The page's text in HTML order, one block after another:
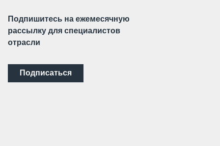
Подпишитесь на ежемесячную
рассылку для специалистов
отрасли
Подписаться